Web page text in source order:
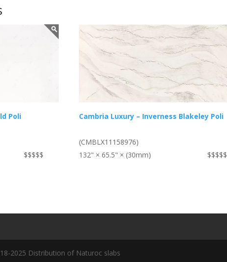
Poli
$$$$$
Cambria Luxury – Inverness Blakeley Poli
(CMBLX11158976)
132" × 65.5" × (30mm)
$$$$$
2025 Distribution of Naturoc slabs